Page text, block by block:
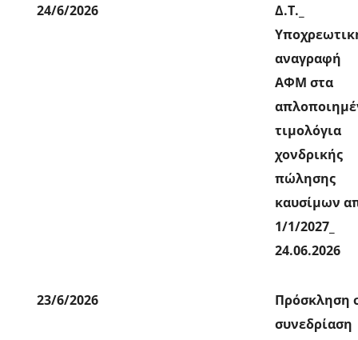
24/6/2026
Δ.Τ._
αναγραφή
ΑΦΜ στα
τιμολόγια
χονδρικής
πώλησης
καυσίμων
1/1/2027_
24.06.2026
23/6/2026
Πρόσκληση
συνεδρίαση